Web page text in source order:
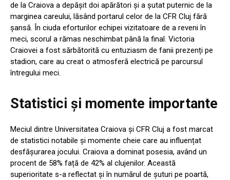
de la Craiova a depășit doi apărători și a şutat puternic de la
marginea careului, lăsând portarul celor de la CFR Cluj fără
șansă. În ciuda eforturilor echipei vizitatoare de a reveni în
meci, scorul a rămas neschimbat până la final. Victoria
Craiovei a fost sărbătorită cu entuziasm de fanii prezenți pe
stadion, care au creat o atmosferă electrică pe parcursul
întregului meci.
Statistici și momente importante
Meciul dintre Universitatea Craiova și CFR Cluj a fost marcat
de statistici notabile și momente cheie care au influențat
desfășurarea jocului. Craiova a dominat posesia, având un
procent de 58% față de 42% al clujenilor. Această
superioritate s-a reflectat și în numărul de șuturi pe poartă,